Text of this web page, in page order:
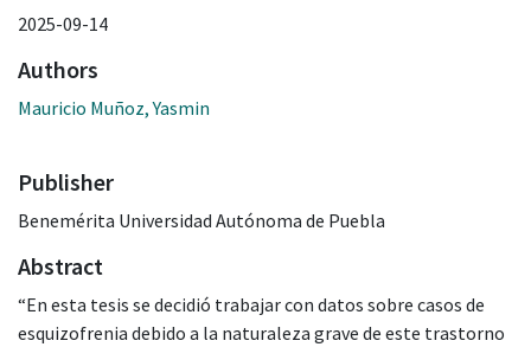
2025-09-14
Authors
Mauricio Muñoz, Yasmin
Publisher
Benemérita Universidad Autónoma de Puebla
Abstract
“En esta tesis se decidió trabajar con datos sobre casos de
esquizofrenia debido a la naturaleza grave de este trastorno